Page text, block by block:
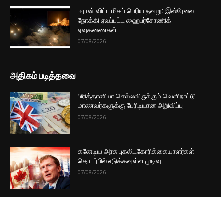
ஈரான் விட்ட மிகப் பெரிய தவறு: இஸ்ரேலை
நோக்கி ஏவப்பட்ட ஹைபர்சோணிக்
ஏவுகணைகள்
07/08/2026
அதிகம் படித்தவை
பிரித்தானியா செல்லவிருக்கும் வெளிநாட்டு
மாணவர்களுக்கு பேரிடியான அறிவிப்பு
07/08/2026
கனேடிய அரசு புகலிடகோரிக்கையாளர்கள்
தொடர்பில் எடுக்கவுள்ள முடிவு
07/08/2026